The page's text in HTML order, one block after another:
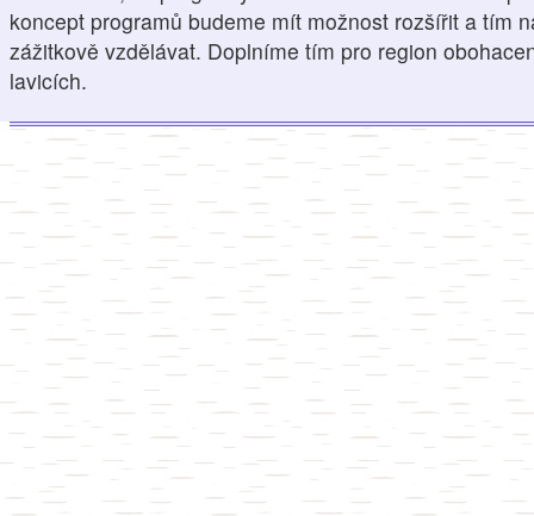
koncept programů budeme mít možnost rozšířit a tím
zážitkově vzdělávat. Doplníme tím pro region
lavicích.